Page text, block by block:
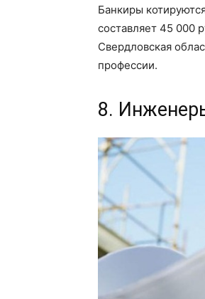
Банкиры
составляет 45 000
Свердловская
профессии.
8.